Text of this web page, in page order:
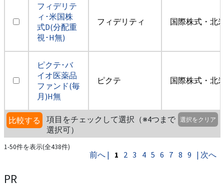
フィデリテ
ィ･米国株
式D(分配重
視･H無)
フィデリティ 国際株式・北
ピクテ･バ
イオ医薬品
ファンド(毎
月)H無
ピクテ 国際株式・北
比較する
項目をチェックして選択（※4つまで
選択可）
選択をクリア
1-50件を表示(全438件)
前へ | 1 2 3 4 5 6 7 8 9 | 次へ
PR